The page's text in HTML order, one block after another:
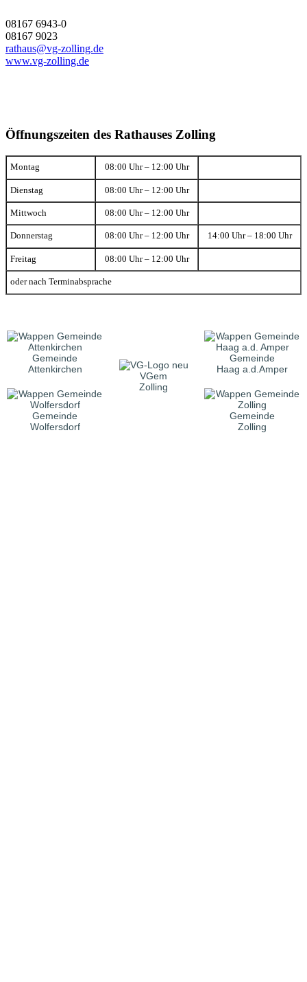
08167 6943-0
08167 9023
rathaus@vg-zolling.de
www.vg-zolling.de
Öffnungszeiten des Rathauses Zolling
Montag 08:00 Uhr – 12:00 Uhr
Dienstag 08:00 Uhr – 12:00 Uhr
Mittwoch 08:00 Uhr – 12:00 Uhr
Donnerstag 08:00 Uhr – 12:00 Uhr 14:00 Uhr – 18:00 Uhr
Freitag 08:00 Uhr – 12:00 Uhr
oder nach Terminabsprache
Gemeinde
Attenkirchen
VGem
Zolling
Gemeinde
Haag a.d.Amper
Gemeinde
Wolfersdorf
Gemeinde
Zolling